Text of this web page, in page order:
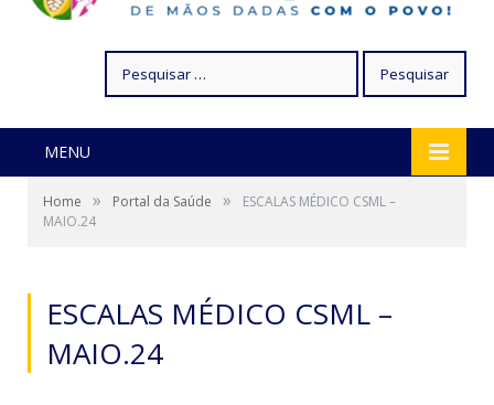
por:
MENU
Home » Portal da Saúde »
ESCALAS MÉDICO CSML –
MAIO.24
ESCALAS MÉDICO CSML –
MAIO.24